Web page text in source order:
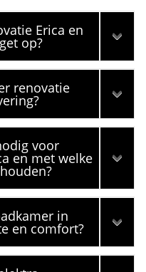
Erica en
op?
renovatie
voor
en met welke
in
en comfort?